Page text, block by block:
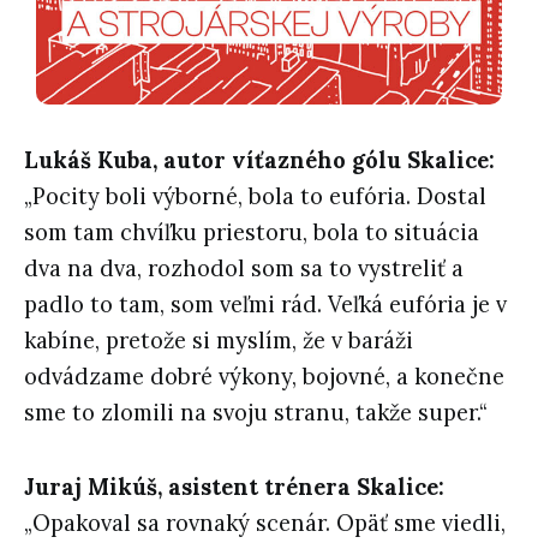
Lukáš Kuba, autor víťazného gólu Skalice:
„Pocity boli výborné, bola to eufória. Dostal
som tam chvíľku priestoru, bola to situácia
dva na dva, rozhodol som sa to vystreliť a
padlo to tam, som veľmi rád. Veľká eufória je v
kabíne, pretože si myslím, že v baráži
odvádzame dobré výkony, bojovné, a konečne
sme to zlomili na svoju stranu, takže super.“
Juraj Mikúš, asistent trénera Skalice:
„Opakoval sa rovnaký scenár. Opäť sme viedli,